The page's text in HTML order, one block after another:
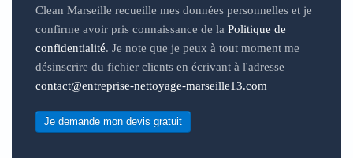
Clean Marseille recueille mes données personnelles et je
confirme avoir pris connaissance de la Politique de
confidentialité. Je note que je peux à tout moment me
désinscrire du fichier clients en écrivant à l'adresse
contact@entreprise-nettoyage-marseille13.com
Je demande mon devis gratuit